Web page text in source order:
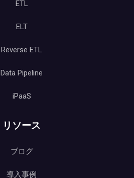
ETL
ELT
Reverse ETL
Data Pipeline
iPaaS
リソース
ブログ
導入事例